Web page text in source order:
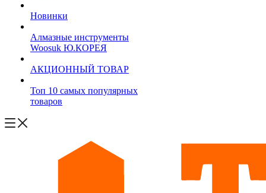
Новинки
Алмазные инструменты
Woosuk Ю.КОРЕЯ
АКЦИОННЫЙ ТОВАР
Топ 10 самых популярных
товаров